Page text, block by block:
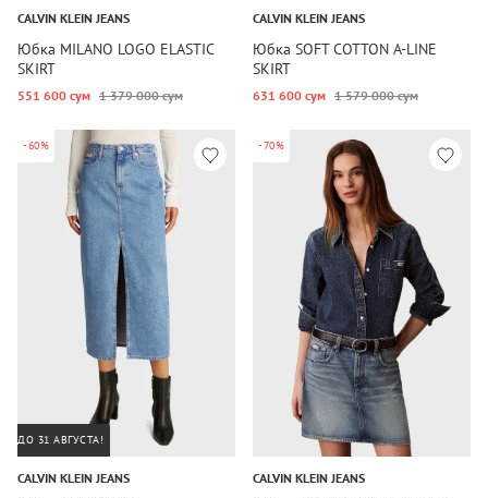
CALVIN KLEIN JEANS
Юбка MILANO LOGO ELASTIC
SKIRT
551 600 сум 1 379 000 сум
CALVIN KLEIN JEANS
Юбка SOFT COTTON A-LINE
SKIRT
631 600 сум 1 579 000 сум
-60%
ДО 31 АВГУСТА!
CALVIN KLEIN JEANS
-70%
CALVIN KLEIN JEANS